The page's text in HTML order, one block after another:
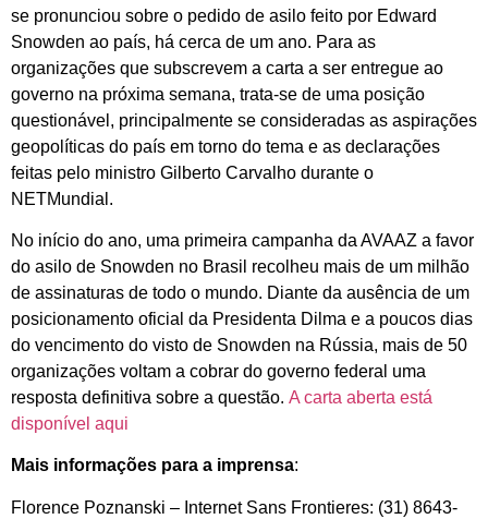
se pronunciou sobre o pedido de asilo feito por Edward
Snowden ao país, há cerca de um ano. Para as
organizações que subscrevem a carta a ser entregue ao
governo na próxima semana, trata-se de uma posição
questionável, principalmente se consideradas as aspirações
geopolíticas do país em torno do tema e as declarações
feitas pelo ministro Gilberto Carvalho durante o
NETMundial.
No início do ano, uma primeira campanha da AVAAZ a favor
do asilo de Snowden no Brasil recolheu mais de um milhão
de assinaturas de todo o mundo. Diante da ausência de um
posicionamento oficial da Presidenta Dilma e a poucos dias
do vencimento do visto de Snowden na Rússia, mais de 50
organizações voltam a cobrar do governo federal uma
resposta definitiva sobre a questão. A carta aberta está
disponível aqui
Mais informações para a imprensa:
Florence Poznanski – Internet Sans Frontieres: (31) 8643-